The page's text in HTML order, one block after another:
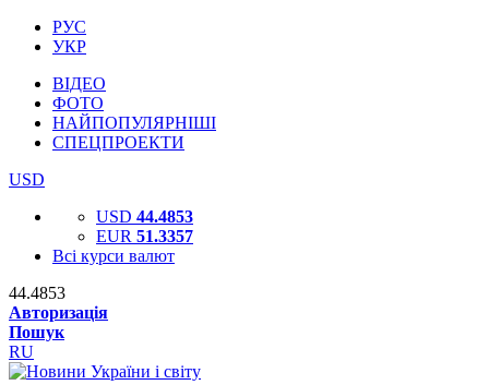
РУС
УКР
ВІДЕО
ФОТО
НАЙПОПУЛЯРНІШІ
СПЕЦПРОЕКТИ
USD
USD 44.4853
EUR 51.3357
Всі курси валют
44.4853
Авторизація
Пошук
RU